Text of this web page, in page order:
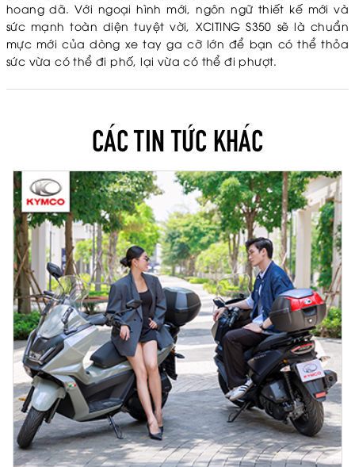
hoang dã. Với ngoại hình mới, ngôn ngữ thiết kế mới và
sức mạnh toàn diện tuyệt vời, XCITING S350 sẽ là chuẩn
mực mới của dòng xe tay ga cỡ lớn để bạn có thể thỏa
sức vừa có thể đi phố, lại vừa có thể đi phượt.
CÁC TIN TỨC KHÁC